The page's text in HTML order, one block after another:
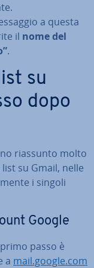
a questa
il nome del
.
su
dopo
riassunto molto
su Gmail, nelle
i singoli
Google
passo è
a mail.google.com